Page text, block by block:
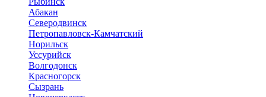
Абакан
Северодвинск
Петропавловск-Камчатский
Норильск
Уссурийск
Волгодонск
Красногорск
Сызрань